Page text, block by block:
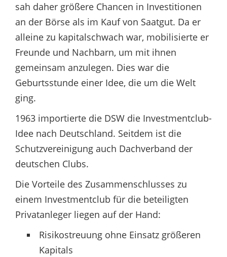
sah daher größere Chancen in Investitionen
an der Börse als im Kauf von Saatgut. Da er
alleine zu kapitalschwach war, mobilisierte er
Freunde und Nachbarn, um mit ihnen
gemeinsam anzulegen. Dies war die
Geburtsstunde einer Idee, die um die Welt
ging.
1963 importierte die DSW die Investmentclub-
Idee nach Deutschland. Seitdem ist die
Schutzvereinigung auch Dachverband der
deutschen Clubs.
Die Vorteile des Zusammenschlusses zu
einem Investmentclub für die beteiligten
Privatanleger liegen auf der Hand:
Risikostreuung ohne Einsatz größeren
Kapitals